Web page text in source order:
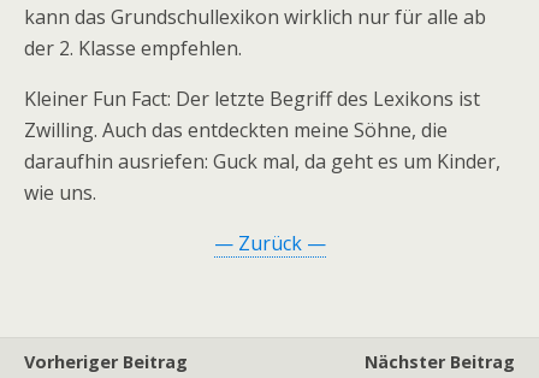
kann das Grundschullexikon wirklich nur für alle ab
der 2. Klasse empfehlen.
Kleiner Fun Fact: Der letzte Begriff des Lexikons ist
Zwilling. Auch das entdeckten meine Söhne, die
daraufhin ausriefen: Guck mal, da geht es um Kinder,
wie uns.
— Zurück —
Vorheriger Beitrag
Nächster Beitrag